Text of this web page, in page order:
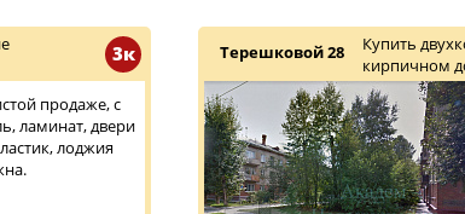
3к
продаже, с
ламинат, двери
лоджия
Терешковой 28
Купить
кирпичном